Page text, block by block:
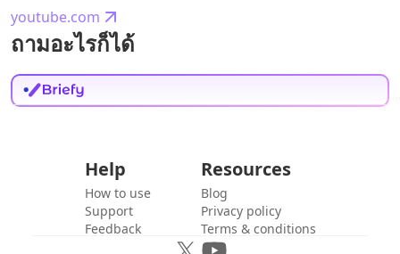
youtube.com
ถามอะไรก็ได้
Help
How to use
Support
Feedback
Resources
Blog
Privacy policy
Terms & conditions